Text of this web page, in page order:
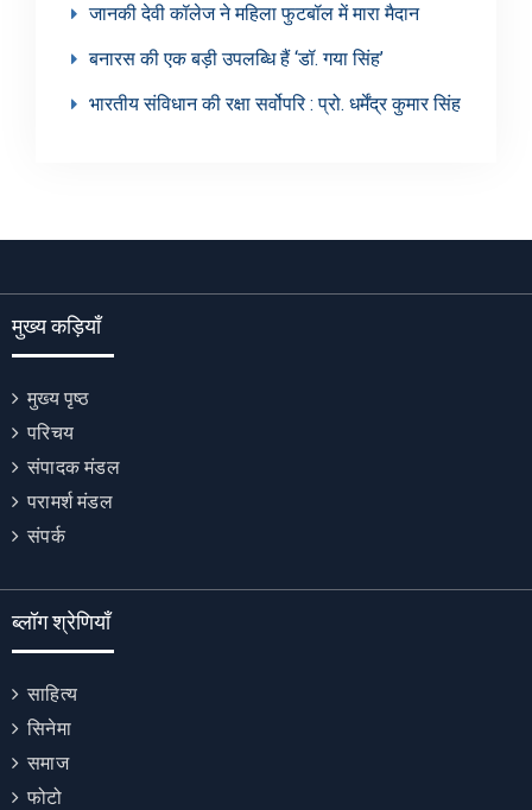
जानकी देवी कॉलेज ने महिला फुटबॉल में मारा मैदान
बनारस की एक बड़ी उपलब्धि हैं ‘डॉ. गया सिंह’
भारतीय संविधान की रक्षा सर्वोपरि : प्रो. धर्मेंद्र कुमार सिंह
मुख्य कड़ियाँ
मुख्य पृष्ठ
परिचय
संपादक मंडल
परामर्श मंडल
संपर्क
ब्लॉग श्रेणियाँ
साहित्य
सिनेमा
समाज
फोटो